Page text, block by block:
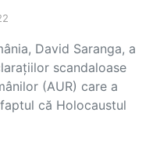
David Saranga, a
scandaloase
(AUR) care a
că Holocaustul